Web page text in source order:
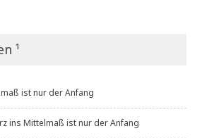
¹
ist nur der Anfang
ins Mittelmaß ist nur der Anfang